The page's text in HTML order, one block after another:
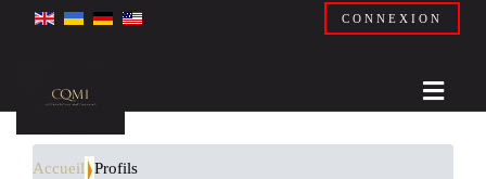
CONNEXION
Accueil Profils